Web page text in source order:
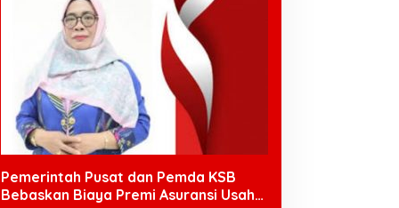
Pemerintah Pusat dan Pemda KSB
Bebaskan Biaya Premi Asuransi Usaha